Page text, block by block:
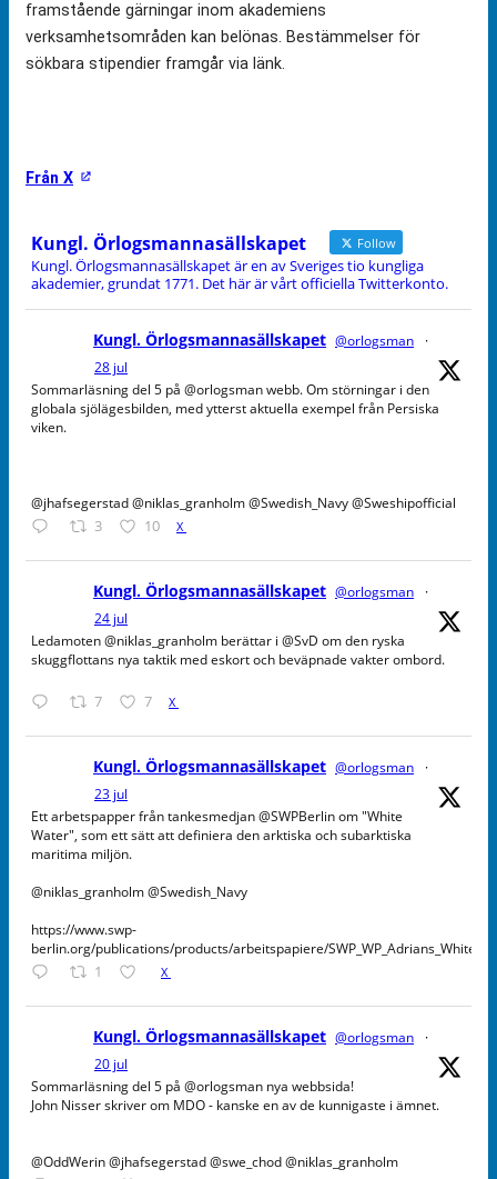
framstående gärningar inom akademiens
verksamhetsområden kan belönas. Bestämmelser för
sökbara stipendier framgår via länk.
Från X
Kungl. Örlogsmannasällskapet Follow
Kungl. Örlogsmannasällskapet är en av Sveriges tio kungliga
akademier, grundat 1771. Det här är vårt officiella Twitterkonto.
Kungl. Örlogsmannasällskapet @orlogsman
·
28 jul
Sommarläsning del 5 på @orlogsman webb. Om störningar i den
globala sjölägesbilden, med ytterst aktuella exempel från Persiska
viken.
@jhafsegerstad @niklas_granholm @Swedish_Navy @Sweshipofficial
3 10 X
Kungl. Örlogsmannasällskapet @orlogsman
·
24 jul
Ledamoten @niklas_granholm berättar i @SvD om den ryska
skuggflottans nya taktik med eskort och beväpnade vakter ombord.
7 7 X
Kungl. Örlogsmannasällskapet @orlogsman
·
23 jul
Ett arbetspapper från tankesmedjan @SWPBerlin om "White
Water", som ett sätt att definiera den arktiska och subarktiska
maritima miljön.
@niklas_granholm @Swedish_Navy
https://www.swp-
berlin.org/publications/products/arbeitspapiere/
1 X
Kungl. Örlogsmannasällskapet @orlogsman
·
20 jul
Sommarläsning del 5 på @orlogsman nya webbsida!
John Nisser skriver om MDO - kanske en av de kunnigaste i ämnet.
@OddWerin @jhafsegerstad @swe_chod @niklas_granholm